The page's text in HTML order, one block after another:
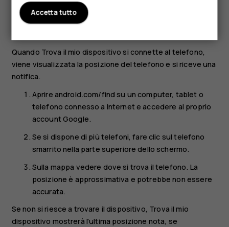
avere la funzionalità Posizione attivata
Quando Trova il mio dispositivo si connette al telefono,
viene visualizzata la posizione del telefono e si riceve una
notifica.
Aprire android.com/find su un computer, tablet o
telefono connesso a Internet e accedere al proprio
account Google.
Se si dispone di più telefoni, fare clic sul telefono
smarrito nella parte superiore dello schermo.
Sulla mappa vedere dove si trova il telefono. La
posizione è approssimativa e potrebbe non essere
accurata.
Se non si riesce a trovare il dispositivo, Trova il mio
dispositivo mostrerà l'ultima posizione nota, se
Accetta tutto